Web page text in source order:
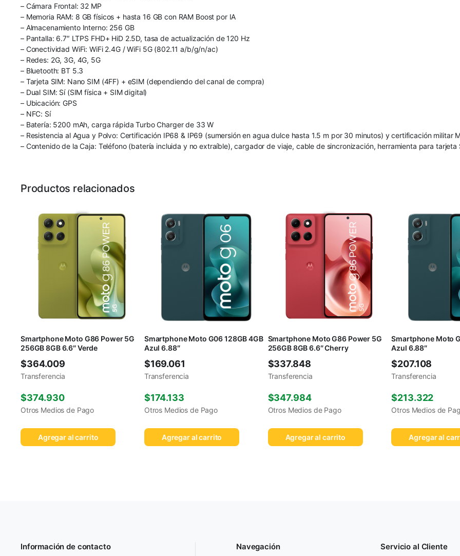
– Cámara Frontal: 32 MP
– Memoria RAM: 8 GB físicos + hasta 16 GB con RAM Boost por IA
– Almacenamiento Interno: 256 GB
– Pantalla: 6.7″ LTPS FHD+ HiD 2.5D, tasa de actualización de 120 Hz
– Conectividad WiFi: WiFi 2.4G / WiFi 5G (802.11 a/b/g/n/ac)
– Redes: 2G, 3G, 4G, 5G
– Bluetooth: BT 5.3
– Tarjeta SIM: Nano SIM (4FF) + eSIM (dependiendo del canal de compra)
– Dual SIM: Sí (SIM física + SIM digital)
– Ubicación: GPS
– NFC: Sí
– Batería: 5200 mAh, carga rápida Turbo Charger de 33 W
– Resistencia al Agua y Polvo: Certificación IP68 & IP69 (sumersión en agua dulce hasta 1.5 m por 30 minutos) y certificación militar
– Contenido de la Caja: Teléfono (batería incluida y no extraíble), cargador de viaje, cable de sincronización, herramienta para
Productos relacionados
Smartphone Moto G86 Power 5G
256GB 8GB 6.6″ Verde
$364.009
Transferencia
$374.930
Otros Medios de Pago
Agregar al carrito
Smartphone Moto G06 128GB 4GB
Azul 6.88″
$169.061
Transferencia
$174.133
Otros Medios de Pago
Agregar al carrito
Smartphone Moto G86 Power 5G
256GB 8GB 6.6″ Cherry
$337.848
Transferencia
$347.984
Otros Medios de Pago
Agregar al carrito
Smartphone Moto
Azul 6.88″
$207.108
Transferencia
$213.322
Otros Medios de
Agregar al
Información de contacto Navegación Servicio al Cliente